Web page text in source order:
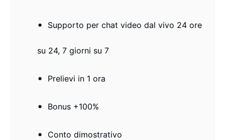
Supporto per chat video dal vivo 24 ore
su 24, 7 giorni su 7
Prelievi in ​​1 ora
Bonus +100%
Conto dimostrativo